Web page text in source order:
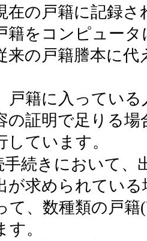
在の戸籍に記録
籍をコンピュー
来の戸籍謄本に
戸籍に入ってい
の証明で足りる場
しています。
続きにおいて、
が求められてい
て、数種類の戸
す。